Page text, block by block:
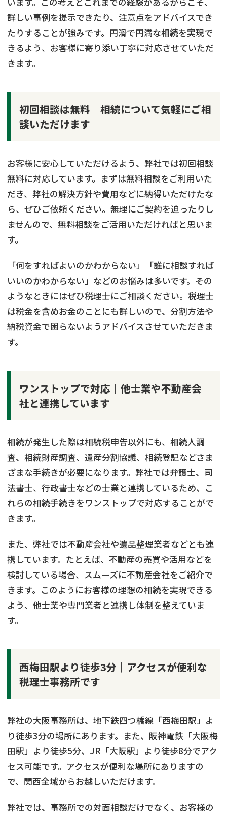
詳しい事例を提示できたり、注意点をアドバイスでき
たりすることが強みです。円滑で円満な相続を実現で
きるよう、お客様に寄り添い丁寧に対応させていただ
きます。
初回相談は無料｜相続について気軽にご相
談いただけます
お客様に安心していただけるよう、弊社では初回相談
無料に対応しています。まずは無料相談をご利用いた
だき、弊社の解決方針や費用などに納得いただけたな
ら、ぜひご依頼ください。無理にご契約を迫ったりし
ませんので、無料相談をご活用いただければと思いま
す。
「何をすればよいのかわからない」「誰に相談すれば
いいのかわからない」などのお悩みは多いです。その
ようなときにはぜひ税理士にご相談ください。税理士
は税金を含めお金のことにも詳しいので、分割方法や
納税資金で困らないようアドバイスさせていただきま
す。
ワンストップで対応｜他士業や不動産会
社と連携しています
相続が発生した際は相続税申告以外にも、相続人調
査、相続財産調査、遺産分割協議、相続登記などさま
ざまな手続きが必要になります。弊社では弁護士、司
法書士、行政書士などの士業と連携しているため、こ
れらの相続手続きをワンストップで対応することがで
きます。
また、弊社では不動産会社や遺品整理業者などとも連
携しています。たとえば、不動産の売買や活用などを
検討している場合、スムーズに不動産会社をご紹介で
きます。このようにお客様の理想の相続を実現できる
よう、他士業や専門業者と連携し体制を整えていま
す。
西梅田駅より徒歩3分｜アクセスが便利な
税理士事務所です
弊社の大阪事務所は、地下鉄四つ橋線「西梅田駅」よ
り徒歩3分の場所にあります。また、阪神電鉄「大阪梅
田駅」より徒歩5分、JR「大阪駅」より徒歩8分でアク
セス可能です。アクセスが便利な場所にありますの
で、関西全域からお越しいただけます。
弊社では、事務所での対面相談だけでなく、お客様の